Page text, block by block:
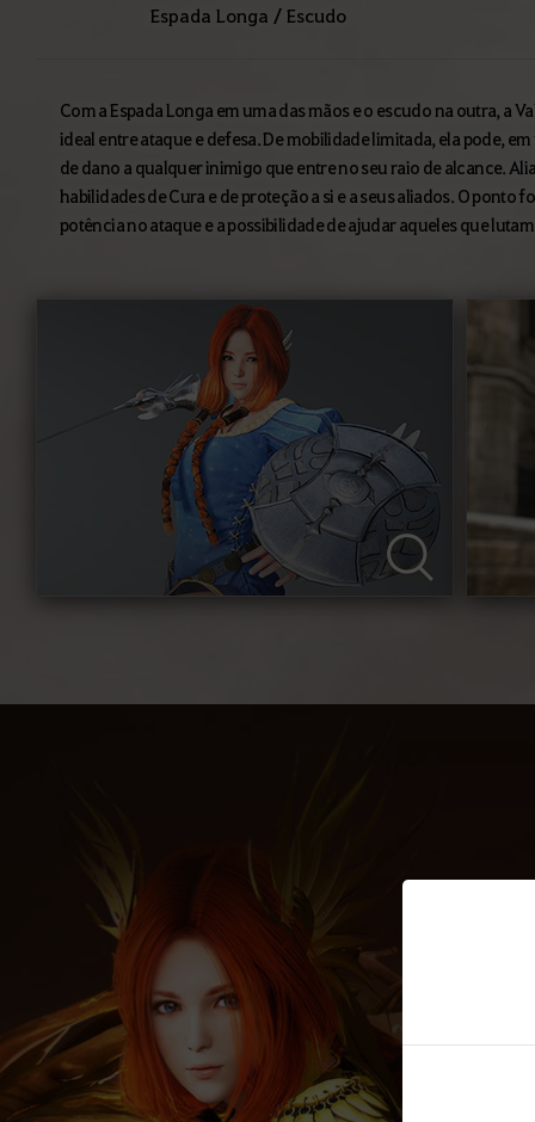
Espada Longa / Escudo
Com a Espada Longa em uma das mãos e o escudo na outra, a
ideal entre ataque e defesa. De mobilidade limitada, ela pode,
de dano a qualquer inimigo que entre no seu raio de alcance.
habilidades de Cura e de proteção a si e a seus aliados. O ponto
potência no ataque e a possibilidade de ajudar aqueles que